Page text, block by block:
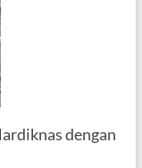
dengan